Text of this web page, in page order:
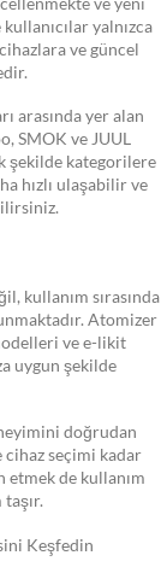
yalnızca
ve güncel
arasında yer alan
SMOK ve JUUL
şekilde kategorilere
hızlı ulaşabilir ve
kullanım sırasında
Atomizer
ve e-likit
uygun şekilde
doğrudan
seçimi kadar
de kullanım
taşır.
Keşfedin